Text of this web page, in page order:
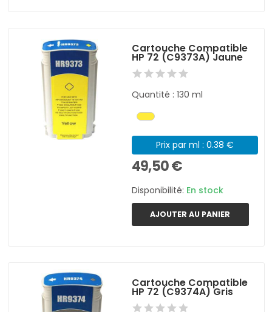
Cartouche Compatible
HP 72 (C9373A) Jaune
Quantité : 130 ml
Prix par ml : 0.38 €
49,50 €
Disponibilité: En stock
AJOUTER AU PANIER
Cartouche Compatible
HP 72 (C9374A) Gris